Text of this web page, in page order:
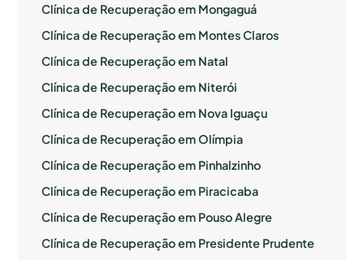
Clínica de Recuperação em Mongaguá
Clínica de Recuperação em Montes Claros
Clínica de Recuperação em Natal
Clínica de Recuperação em Niterói
Clínica de Recuperação em Nova Iguaçu
Clínica de Recuperação em Olímpia
Clínica de Recuperação em Pinhalzinho
Clínica de Recuperação em Piracicaba
Clínica de Recuperação em Pouso Alegre
Clínica de Recuperação em Presidente Prudente